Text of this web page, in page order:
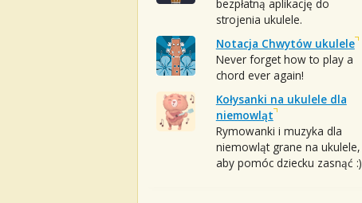
bezpłatną aplikację do
strojenia ukulele.
Notacja Chwytów ukulele
Never forget how to play a
chord ever again!
Kołysanki na ukulele dla
niemowląt
Rymowanki i muzyka dla
niemowląt grane na ukulele,
aby pomóc dziecku zasnąć :)